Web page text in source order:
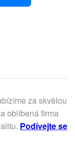
za skvělou
oblíbená firma
Podívejte se